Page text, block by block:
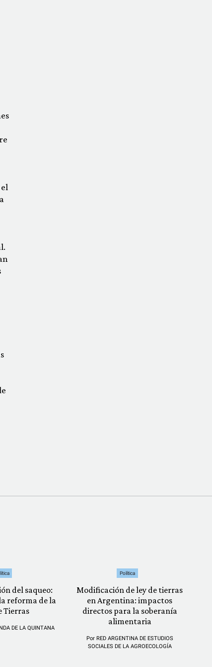
del saqueo:
reforma de la
Tierras
DE LA QUINTANA
Política
Modificación de ley de tierras
en Argentina: impactos
directos para la soberanía
alimentaria
Por RED ARGENTINA DE ESTUDIOS
SOCIALES DE LA AGROECOLOGÍA